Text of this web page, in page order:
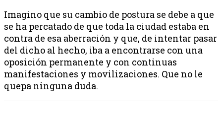
Imagino que su cambio de postura se debe a que
se ha percatado de que toda la ciudad estaba en
contra de esa aberración y que, de intentar pasar
del dicho al hecho, iba a encontrarse con una
oposición permanente y con continuas
manifestaciones y movilizaciones. Que no le
quepa ninguna duda.